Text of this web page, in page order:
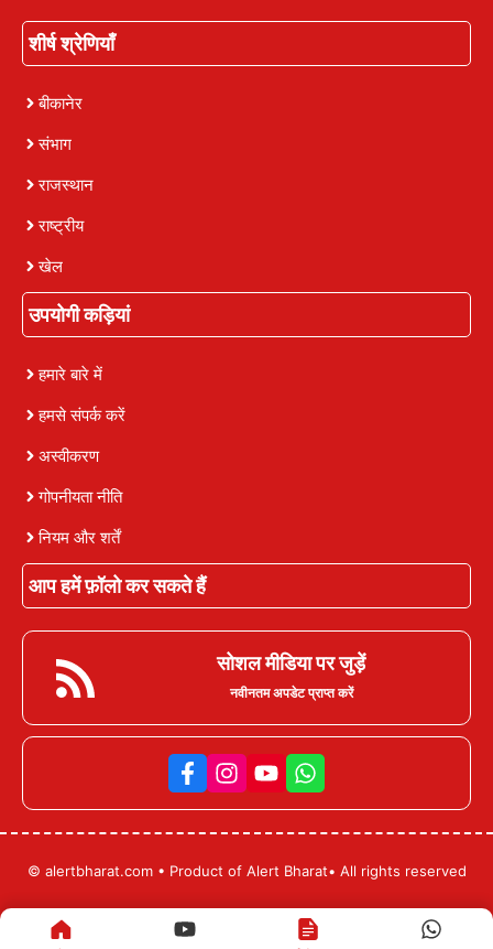
शीर्ष श्रेणियाँ
बीकानेर
संभाग
राजस्थान
राष्ट्रीय
खेल
उपयोगी कड़ियां
हमारे बारे में
हमसे संपर्क करें
अस्वीकरण
गोपनीयता नीति
नियम और शर्तें
आप हमें फ़ॉलो कर सकते हैं
सोशल मीडिया पर जुड़ें
नवीनतम अपडेट प्राप्त करें
© alertbharat.com • Product of Alert Bharat• All rights reserved